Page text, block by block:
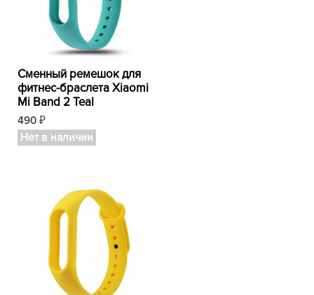
Сменный ремешок для
фитнес-браслета Xiaomi
Mi Band 2 Teal
490 ₽
Нет в наличии